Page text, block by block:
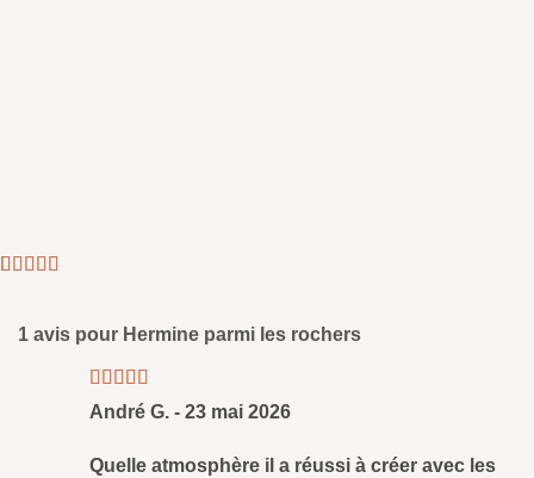
client de
1 avis pour Hermine parmi les rochers
Note5sud
5
André G. - 23 mai 2026
Quelle atmosphère il a réussi à créer avec les